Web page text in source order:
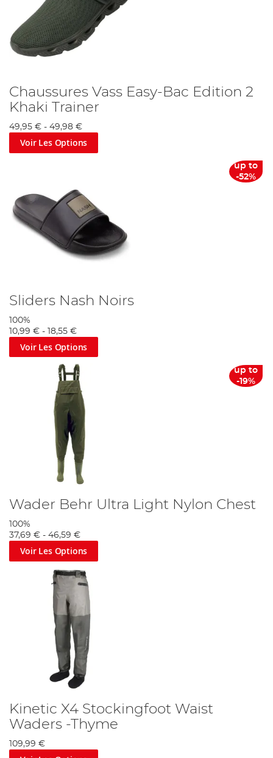
Chaussures Vass Easy-Bac Edition 2
Khaki Trainer
49,95 € - 49,98 €
Voir Les Options
up to
-52%
Sliders Nash Noirs
100%
10,99 € - 18,55 €
Voir Les Options
up to
-19%
Wader Behr Ultra Light Nylon Chest
100%
37,69 € - 46,59 €
Voir Les Options
Kinetic X4 Stockingfoot Waist
Waders -Thyme
109,99 €